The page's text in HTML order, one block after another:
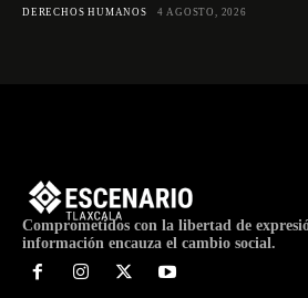
DERECHOS HUMANOS 4 AGOSTO, 2026
Comprometidos con la libertad de
información encauza el cambio social.